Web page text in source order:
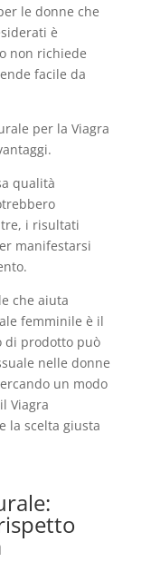
le donne che
è
non richiede
facile da
per la Viagra
qualità
i risultati
manifestarsi
che aiuta
femminile è il
di prodotto può
nelle donne
un modo
Viagra
la scelta giusta